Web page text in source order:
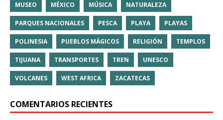
MUSEO MÉXICO MÚSICA NATURALEZA
PARQUES NACIONALES PESCA PLAYA PLAYAS
POLINESIA PUEBLOS MÁGICOS RELIGIÓN TEMPLOS
TIJUANA TRANSPORTES TREN UNESCO
VOLCANES WEST AFRICA ZACATECAS
COMENTARIOS RECIENTES